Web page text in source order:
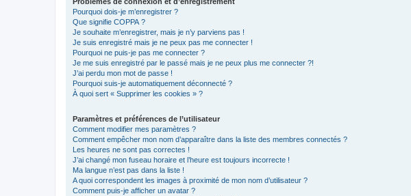
Pourquoi dois-je m’enregistrer ?
Que signifie COPPA ?
Je souhaite m’enregistrer, mais je n’y parviens pas !
Je suis enregistré mais je ne peux pas me connecter !
Pourquoi ne puis-je pas me connecter ?
Je me suis enregistré par le passé mais je ne peux plus me connecter ?!
J’ai perdu mon mot de passe !
Pourquoi suis-je automatiquement déconnecté ?
À quoi sert « Supprimer les cookies » ?
Paramètres et préférences de l’utilisateur
Comment modifier mes paramètres ?
Comment empêcher mon nom d’apparaître dans la liste des membres connectés ?
Les heures ne sont pas correctes !
J’ai changé mon fuseau horaire et l’heure est toujours incorrecte !
Ma langue n’est pas dans la liste !
A quoi correspondent les images à proximité de mon nom d’utilisateur ?
Comment puis-je afficher un avatar ?